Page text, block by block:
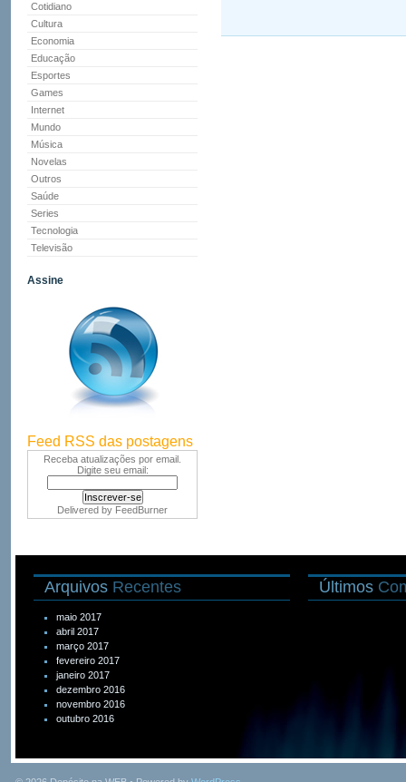
Cotidiano
Cultura
Economia
Educação
Esportes
Games
Internet
Mundo
Música
Novelas
Outros
Saúde
Series
Tecnologia
Televisão
Assine
Feed RSS das postagens
Receba atualizações por email.
Digite seu email:
Delivered by FeedBurner
Arquivos Recentes
maio 2017
abril 2017
março 2017
fevereiro 2017
janeiro 2017
dezembro 2016
novembro 2016
outubro 2016
Últimos